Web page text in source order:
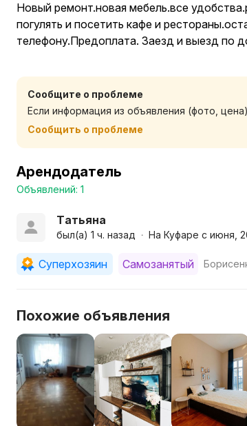
Новый ремонт.новая мебель.все
погулять и посетить кафе и
телефону.Предоплата. Заезд и выезд по
Сообщите о проблеме
Если информация из объявления (фото,
Сообщить о проблеме
Арендодатель
Объявлений: 1
Татьяна
был(а) 1 ч. назад • На Куфаре с июня,
Суперхозяин Самозанятый
Похожие объявления